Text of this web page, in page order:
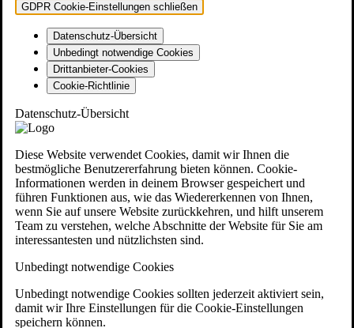
GDPR Cookie-Einstellungen schließen
Datenschutz-Übersicht
Unbedingt notwendige Cookies
Drittanbieter-Cookies
Cookie-Richtlinie
Datenschutz-Übersicht
Diese Website verwendet Cookies, damit wir Ihnen die
bestmögliche Benutzererfahrung bieten können. Cookie-
Informationen werden in deinem Browser gespeichert und
führen Funktionen aus, wie das Wiedererkennen von Ihnen,
wenn Sie auf unsere Website zurückkehren, und hilft unserem
Team zu verstehen, welche Abschnitte der Website für Sie am
interessantesten und nützlichsten sind.
Unbedingt notwendige Cookies
Unbedingt notwendige Cookies sollten jederzeit aktiviert sein,
damit wir Ihre Einstellungen für die Cookie-Einstellungen
speichern können.